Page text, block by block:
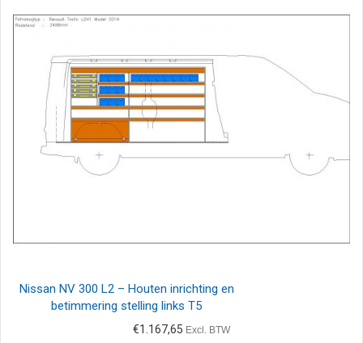
Nissan NV 300 L2 – Houten inrichting en
betimmering stelling links T5
€1.167,65 Excl. BTW